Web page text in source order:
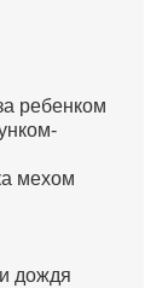
ребенком
мехом
дождя